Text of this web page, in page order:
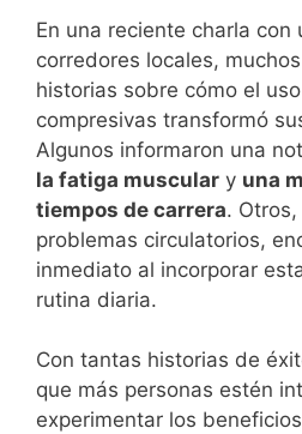
En una reciente charla con
corredores locales,
historias sobre cómo el
compresivas transformó
Algunos informaron una
la fatiga muscular y una
tiempos de carrera.
problemas circulatorios,
inmediato al incorporar
rutina diaria.
Con tantas historias de
que más personas estén
experimentar los